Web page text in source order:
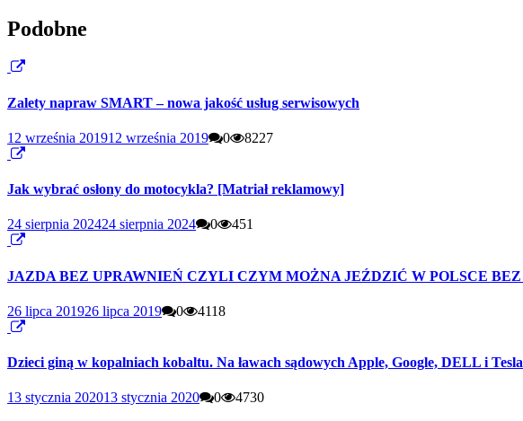
Podobne
Zalety napraw SMART – nowa jakość usług serwisowych
12 września 201912 września 2019 0 8227
Jak wybrać osłony do motocykla? [Matriał reklamowy]
24 sierpnia 202424 sierpnia 2024 0 451
JAZDA BEZ UPRAWNIEŃ CZYLI CZYM MOŻNA JEŹDZIĆ W POLSCE BEZ
26 lipca 201926 lipca 2019 0 4118
Dzieci giną w kopalniach kobaltu. Na ławach sądowych Apple, Google, DELL i
13 stycznia 202013 stycznia 2020 0 4730